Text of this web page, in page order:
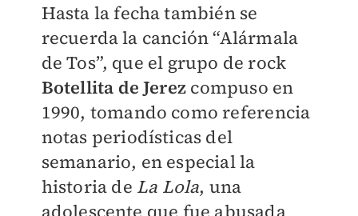
Hasta la fecha también se
recuerda la canción “Alármala
de Tos”, que el grupo de rock
Botellita de Jerez compuso en
1990, tomando como referencia
notas periodísticas del
semanario, en especial la
historia de La Lola, una